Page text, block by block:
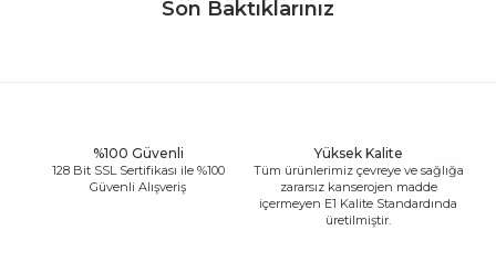
Son Baktıklarınız
%100 Güvenli
128 Bit SSL Sertifikası ile %100
Güvenli Alışveriş
Yüksek Kalite
Tüm ürünlerimiz çevreye ve sağlığa
zararsız kanserojen madde
içermeyen E1 Kalite Standardında
üretilmiştir.